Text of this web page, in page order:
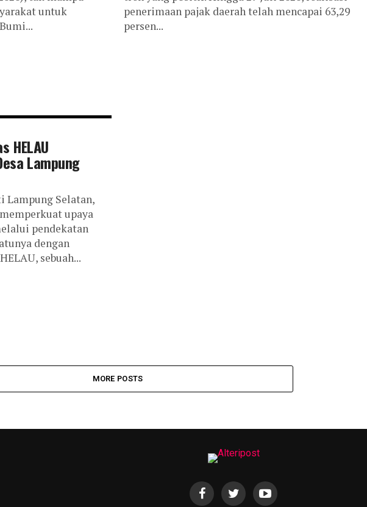
untuk
penerimaan pajak daerah telah mencapai 63,29
persen...
HELAU
Lampung
Lampung Selatan,
upaya
pendekatan
dengan
sebuah...
MORE POSTS